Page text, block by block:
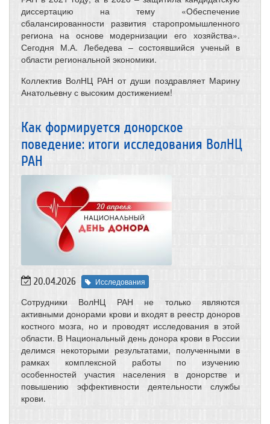
диссертацию на тему «Обеспечение
сбалансированности развития старопромышленного
региона на основе модернизации его хозяйства».
Сегодня М.А. Лебедева – состоявшийся ученый в
области региональной экономики.
Коллектив ВолНЦ РАН от души поздравляет Марину
Анатольевну с высоким достижением!
Как формируется донорское
поведение: итоги исследования ВолНЦ
РАН
20.04.2026 Исследования
Сотрудники ВолНЦ РАН не только являются
активными донорами крови и входят в реестр доноров
костного мозга, но и проводят исследования в этой
области. В Национальный день донора крови в России
делимся некоторыми результатами, полученными в
рамках комплексной работы по изучению
особенностей участия населения в донорстве и
повышению эффективности деятельности службы
крови.